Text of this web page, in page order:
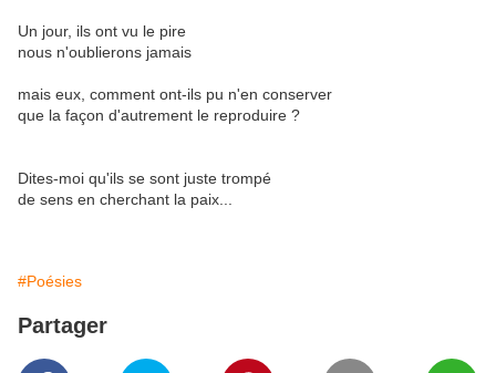
Un jour, ils ont vu le pire
nous n'oublierons jamais
mais eux, comment ont-ils pu n'en conserver
que la façon d'autrement le reproduire ?
Dites-moi qu'ils se sont juste trompé
de sens en cherchant la paix...
#Poésies
Partager